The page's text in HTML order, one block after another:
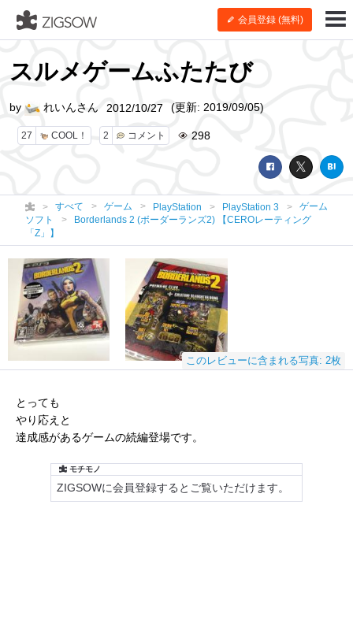
会員登録 (無料)
スルメゲームふたたび
27 COOL！ 2 コメント 298
by れいんさん 2012/10/27 (更新: 2019/09/05)
すべて ゲーム PlayStation PlayStation 3
ゲーム
ソフト
Borderlands 2 (ボーダーランズ2) 【CEROレーティング
「Z」】
このレビューに含まれる写真: 2枚
とっても
やり応えと
達成感があるゲームの続編登場です。